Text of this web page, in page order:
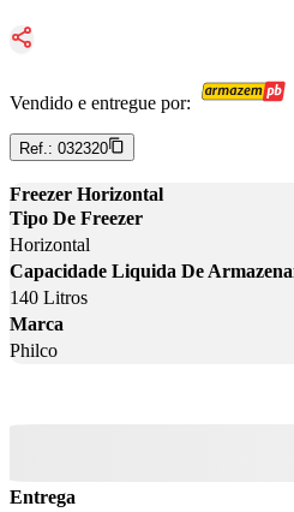
Vendido e entregue por:
Ref.: 032320
Freezer Horizontal
Tipo De Freezer
Horizontal
Capacidade Liquida De
140 Litros
Marca
Philco
Entrega